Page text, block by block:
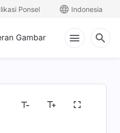
Ponsel Indonesia
Gambar